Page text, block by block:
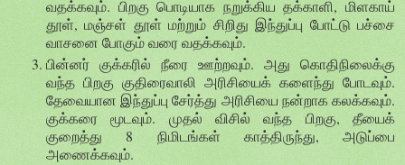
வதக்கவும். பிறகு பொடியாக நறுக்கிய தக்காளி, மிளகாய்
தூள், மஞ்சள் தூள் மற்றும் சிறிது இந்துப்பு போட்டு பச்சை
வாசனை போகும் வரை வதக்கவும்.
பின்னர் குக்கரில் நீரை ஊற்றவும். அது கொதிநிலைக்கு
வந்த பிறகு குதிரைவாலி அரிசியைக் களைந்து போடவும்.
தேவையான இந்துப்பு சேர்த்து அரிசியை நன்றாக கலக்கவும்.
குக்கரை மூடவும். முதல் விசில் வந்த பிறகு, தீயைக்
குறைத்து 8 நிமிடங்கள் காத்திருந்து, அடுப்பை
அணைக்கவும்.